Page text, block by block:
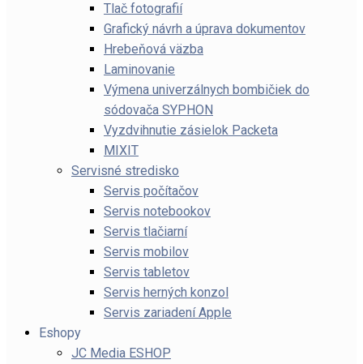
Tlač fotografií
Grafický návrh a úprava dokumentov
Hrebeňová väzba
Laminovanie
Výmena univerzálnych bombičiek do
sódovača SYPHON
Vyzdvihnutie zásielok Packeta
MIXIT
Servisné stredisko
Servis počítačov
Servis notebookov
Servis tlačiarní
Servis mobilov
Servis tabletov
Servis herných konzol
Servis zariadení Apple
Eshopy
JC Media ESHOP